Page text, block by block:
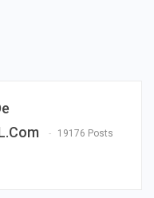
19176 Posts